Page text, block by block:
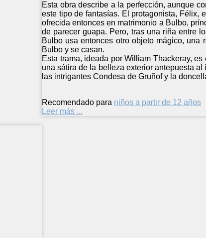
Esta obra describe a la perfección, aunque
este tipo de fantasías. El protagonista, Félix,
ofrecida entonces en matrimonio a Bulbo,
de parecer guapa. Pero, tras una riña entre
Bulbo usa entonces otro objeto mágico,
Bulbo y se casan.
Esta trama, ideada por William Thackeray,
una sátira de la belleza exterior antepuesta
las intrigantes Condesa de Gruñof y la
Recomendado para niños a partir de 12 años
Leer más ...